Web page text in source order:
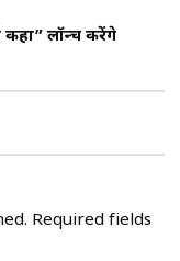
लॉन्च करेंगे
Required fields